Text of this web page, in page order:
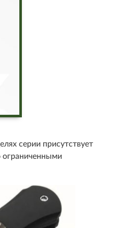
серии присутствует
ограниченными